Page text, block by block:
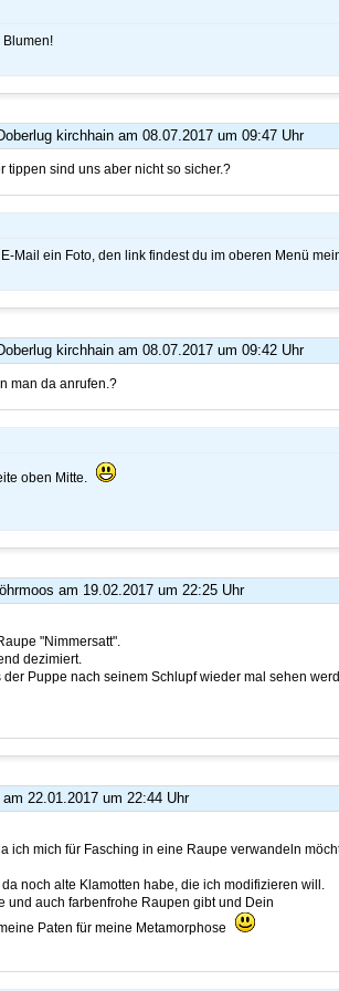
Blumen!
kirchhain am 08.07.2017 um 09:47 Uhr
tippen sind uns aber nicht so sicher.?
Mail ein Foto, den link findest du im oberen Menü
kirchhain am 08.07.2017 um 09:42 Uhr
man da anrufen.?
oben Mitte.
am 19.02.2017 um 22:25 Uhr
"Nimmersatt".
dezimiert.
Puppe nach seinem Schlupf wieder mal sehen
am 22.01.2017 um 22:44 Uhr
ich mich für Fasching in eine Raupe verwandeln
noch alte Klamotten habe, die ich modifizieren will.
und auch farbenfrohe Raupen gibt und Dein
Paten für meine Metamorphose